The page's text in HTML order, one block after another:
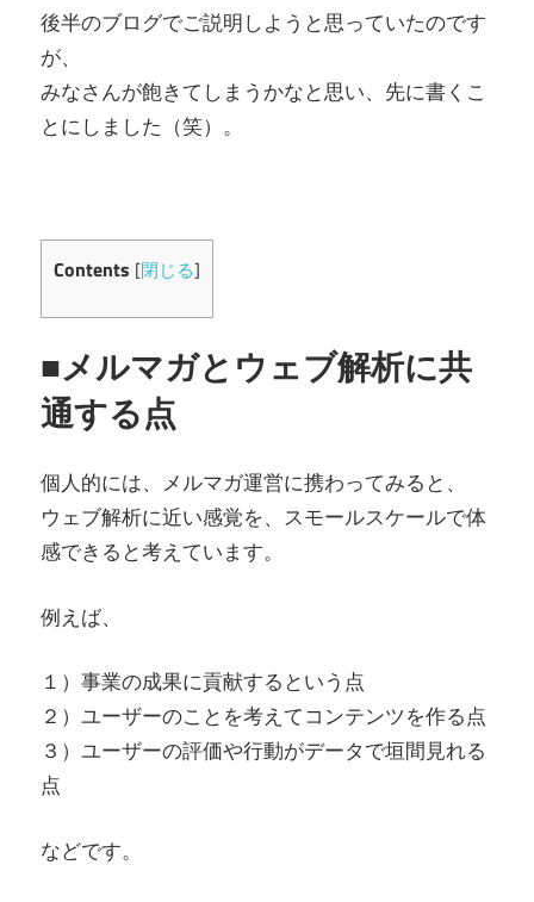
後半のブログでご説明しようと思っていたのです
が、
みなさんが飽きてしまうかなと思い、先に書くこ
とにしました（笑）。
Contents [閉じる]
■メルマガとウェブ解析に共
通する点
個人的には、メルマガ運営に携わってみると、
ウェブ解析に近い感覚を、スモールスケールで体
感できると考えています。
例えば、
１）事業の成果に貢献するという点
２）ユーザーのことを考えてコンテンツを作る点
３）ユーザーの評価や行動がデータで垣間見れる
点
などです。